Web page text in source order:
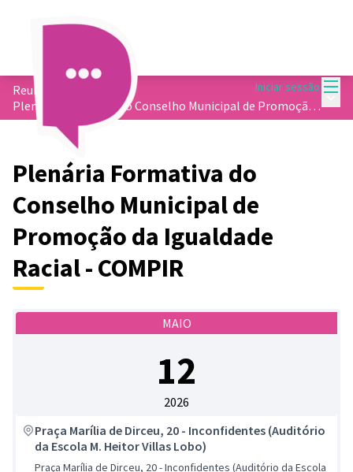
Iniciar sessão
Reuniões
Plenária Formativa do Conselho Municipal de Promoção da Igualdade Racial - COMPIR
Plenária Formativa do
Conselho Municipal de
Promoção da Igualdade
Racial - COMPIR
MAIO
12
2026
Praça Marília de Dirceu, 20 - Inconfidentes (Auditório
da Escola M. Heitor Villas Lobo)
Praça Marília de Dirceu, 20 - Inconfidentes (Auditório da Escola